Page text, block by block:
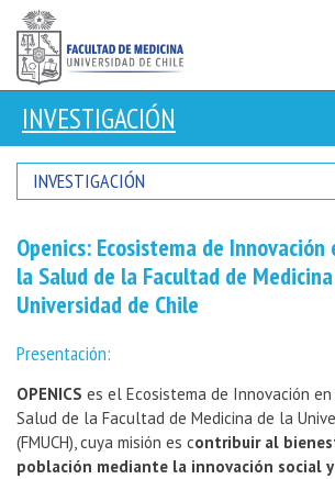
INVESTIGACIÓN
INVESTIGACIÓN
Openics: Ecosistema de Innovación
la Salud de la Facultad de
Universidad de Chile
Presentación:
OPENICS es el Ecosistema de Innovación
Salud de la Facultad de Medicina de la
(FMUCH), cuya misión es contribuir al
población mediante la innovación social y